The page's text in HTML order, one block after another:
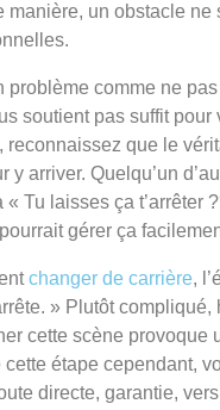
manière, un obstacle ne
problème comme ne
soutient pas suffit pour
, reconnaissez que le
y arriver. Quelqu’un
Tu laisses ça t’arrêter
gérer ça
changer de carrière,
» Plutôt
cette scène provoque
étape cependant,
directe, garantie, vers